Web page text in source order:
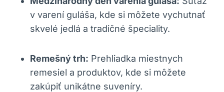
v varení guláša, kde si môžete vychutnať
skvelé jedlá a tradičné špeciality.
Remešný trh: Prehliadka miestnych
remesiel a produktov, kde si môžete
zakúpiť unikátne suveníry.